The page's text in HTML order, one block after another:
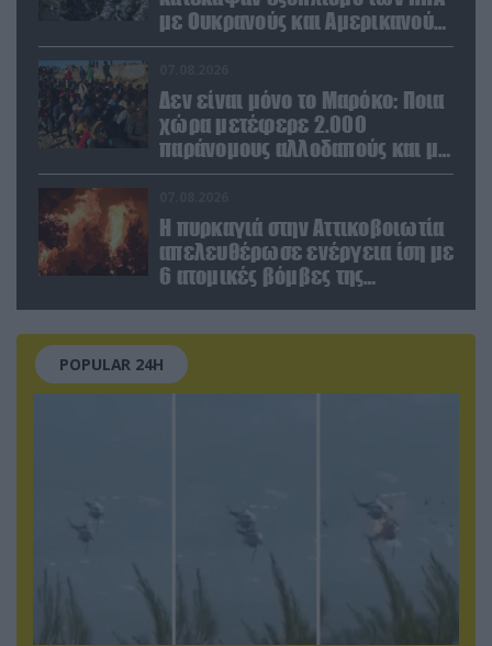
με Ουκρανούς και Αμερικανούς
μισθοφόρους – Δείτε βίντεο
Δεν είναι μόνο το Μαρόκο: Ποια
χώρα μετέφερε 2.000
παράνομους αλλοδαπούς και με
ναρκωτικά στην Ισπανία
Η πυρκαγιά στην Αττικοβοιωτία
απελευθέρωσε ενέργεια ίση με
6 ατομικές βόμβες της
POPULAR 24H